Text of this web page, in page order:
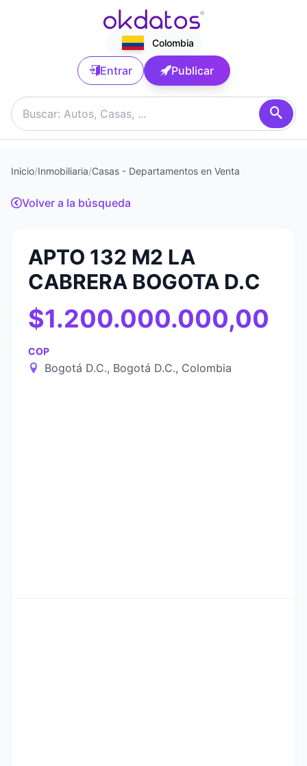
Colombia
Entrar Publicar
Inicio/Inmobiliaria/Casas - Departamentos en Venta
Volver a la búsqueda
APTO 132 M2 LA
CABRERA BOGOTA D.C
$1.200.000.000,00
COP
Bogotá D.C., Bogotá D.C., Colombia